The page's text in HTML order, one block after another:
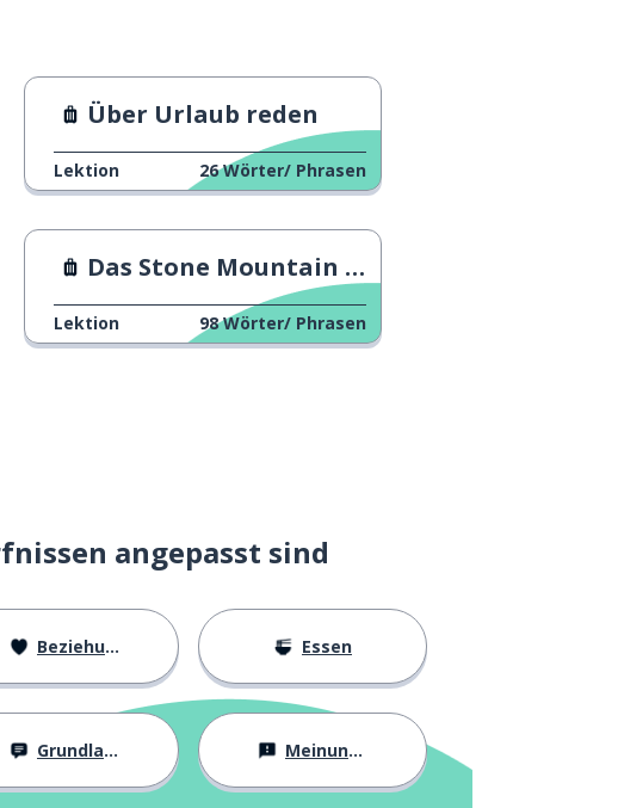
Über Urlaub reden
Lektion 26 Wörter/ Phrasen
Das Stone Mountain Camp
Lektion 98 Wörter/ Phrasen
angepasst sind
Beziehungen Essen
Grundlagen Meinungen